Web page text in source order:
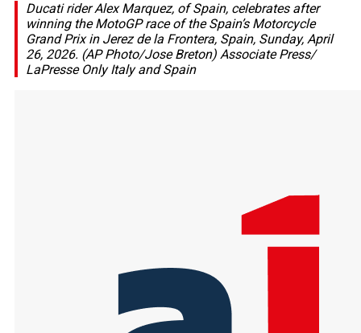
Ducati rider Alex Marquez, of Spain, celebrates after
winning the MotoGP race of the Spain’s Motorcycle
Grand Prix in Jerez de la Frontera, Spain, Sunday, April
26, 2026. (AP Photo/Jose Breton) Associate Press/
LaPresse Only Italy and Spain